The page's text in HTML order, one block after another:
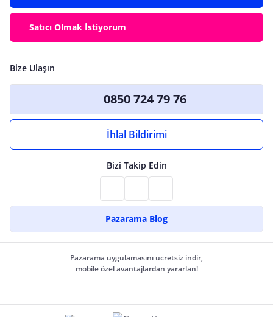
Satıcı Olmak İstiyorum
Bize Ulaşın
0850 724 79 76
İhlal Bildirimi
Bizi Takip Edin
Pazarama Blog
Pazarama uygulamasını ücretsiz indir,
mobile özel avantajlardan yararlan!